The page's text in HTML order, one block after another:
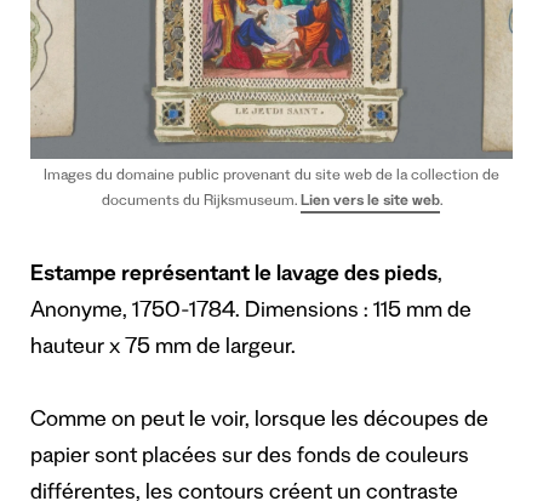
Images du domaine public provenant du site web de la collection de
documents du Rijksmuseum. Lien vers le site web.
Estampe représentant le lavage des pieds,
Anonyme, 1750-1784. Dimensions : 115 mm de
hauteur x 75 mm de largeur.
Comme on peut le voir, lorsque les découpes de
papier sont placées sur des fonds de couleurs
différentes, les contours créent un contraste